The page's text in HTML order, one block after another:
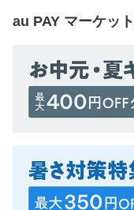
au PAY マーケット